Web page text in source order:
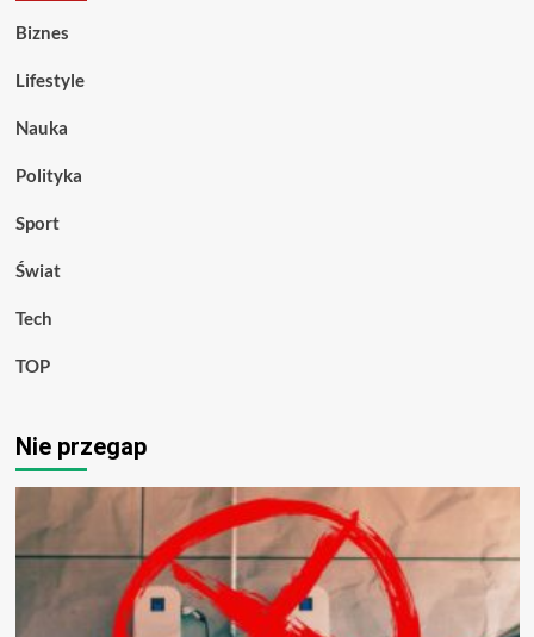
Biznes
Lifestyle
Nauka
Polityka
Sport
Świat
Tech
TOP
Nie przegap